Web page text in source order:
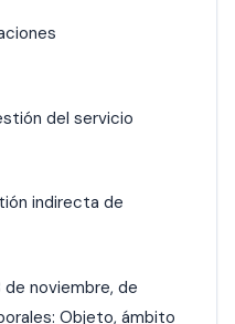
del servicio
indirecta de
de noviembre, de
Objeto, ámbito